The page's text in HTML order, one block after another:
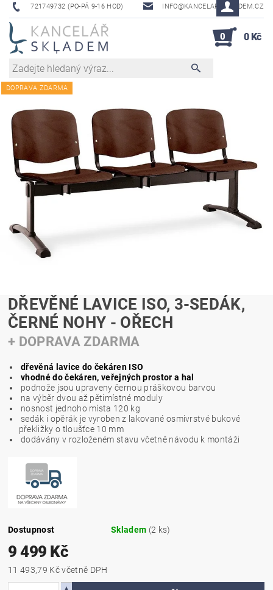
721749732 (PO-PÁ 9-16 HOD) INFO@KANCELAR-SKLADEM.CZ
0 0 Kč
DOPRAVA ZDARMA
DŘEVĚNÉ LAVICE ISO, 3-SEDÁK,
ČERNÉ NOHY - OŘECH
+ DOPRAVA ZDARMA
dřevěná lavice do čekáren ISO
vhodné do čekáren, veřejných prostor a hal
podnože jsou upraveny černou práškovou barvou
na výběr dvou až pětimístné moduly
nosnost jednoho místa 120 kg
sedák i opěrák je vyroben z lakované osmivrstvé bukové
překližky o tloušťce 10 mm
dodávány v rozloženém stavu včetně návodu k montáži
Dostupnost Skladem (2 ks)
9 499 Kč
11 493,79 Kč včetně DPH